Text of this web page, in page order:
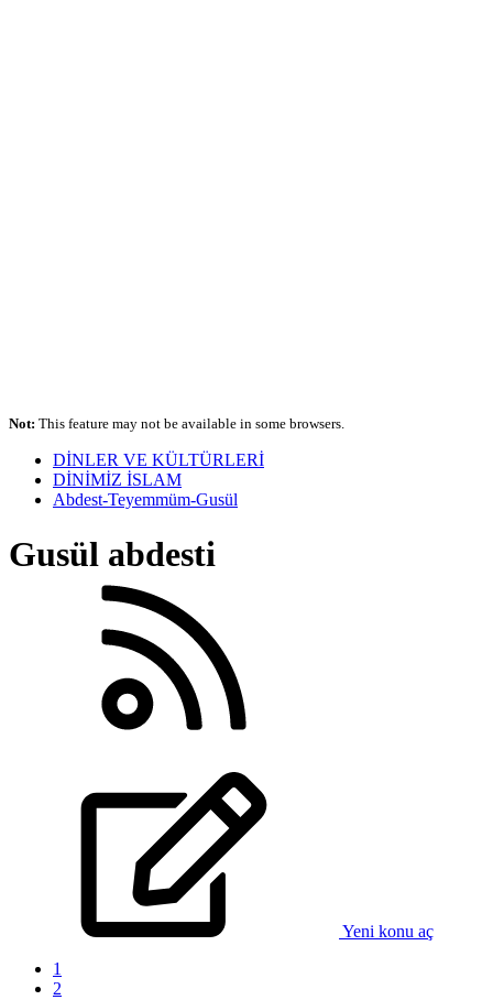
Not: This feature may not be available in some browsers.
DİNLER VE KÜLTÜRLERİ
DİNİMİZ İSLAM
Abdest-Teyemmüm-Gusül
Gusül abdesti
Yeni konu aç
1
2